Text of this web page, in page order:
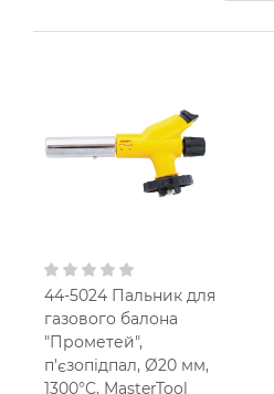
44-5024 Пальник для
газового балона
"Прометей",
п'єзопідпал, Ø20 мм,
1300°C, MasterTool